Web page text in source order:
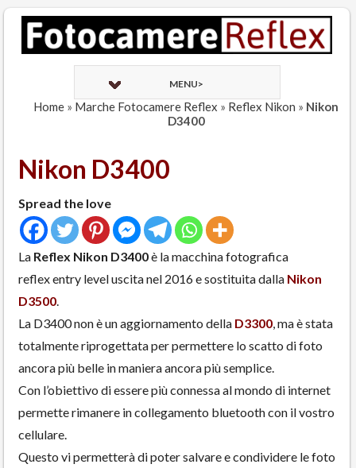
MENU>
Home » Marche Fotocamere Reflex » Reflex Nikon » Nikon
D3400
Nikon D3400
Spread the love
La Reflex Nikon D3400è la macchina fotografica
reflex entry level uscita nel 2016 e sostituita dalla Nikon
D3500
La D3400 non è un aggiornamento della D3300 , ma è stata
totalmente riprogettata per permettere lo scatto di foto
ancora più belle in maniera ancora più semplice.
Con l’obiettivo di essere più connessa al mondo di internet
permette rimanere in collegamento bluetooth con il vostro
cellulare.
Questo vi permetterà di poter salvare e condividere le foto